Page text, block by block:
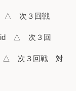
△ 次３回戦
△ 次３回
△ 次３回戦 対